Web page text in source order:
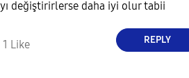
değiştirirlerse daha iyi olur tabii
1 Like REPLY